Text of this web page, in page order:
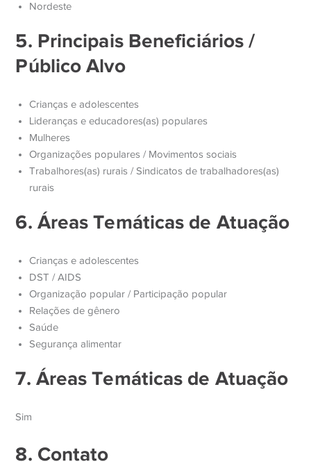
Nordeste
5. Principais Beneficiários /
Público Alvo
Crianças e adolescentes
Lideranças e educadores(as) populares
Mulheres
Organizações populares / Movimentos sociais
Trabalhores(as) rurais / Sindicatos de trabalhadores(as)
rurais
6. Áreas Temáticas de Atuação
Crianças e adolescentes
DST / AIDS
Organização popular / Participação popular
Relações de gênero
Saúde
Segurança alimentar
7. Áreas Temáticas de Atuação
Sim
8. Contato